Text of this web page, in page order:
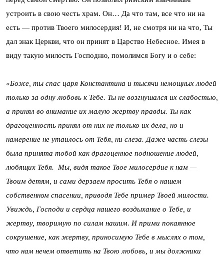
устроить в свою честь храм. Он… Да что там, все что ни на
есть — против Твоего милосердия! И, не смотря ни на что, Ты
дал знак Церкви, что он принят в Царство Небесное. Имея в
виду такую милость Господню, помолимся Богу и о себе:
«Боже, ты спас царя Константина и тысячи немощных людей
только за одну любовь к Тебе. Ты не возгнушался их слабостью,
а принял во внимание их малую жертву правды. Ты как
драгоценность принял от них не только их дела, но и
намерение не утаилось от Тебя, ни слеза. Даже часть слезы
была принята тобой как драгоценное подношение людей,
любящих Тебя. Мы, видя такое Твое милосердие к нам —
Твоим детям, и сами дерзаем просить Тебя о нашем
собственном спасении, приводя Тебе пример Твоей милости.
Увиждь, Господи и сердца нашего воздыхание о Тебе, и
жертву, творимую по силам нашим. И прими покаянное
сокрушение, как жертву, приносимую Тебе в мыслях о том,
что нам нечем ответить на Твою любовь, и мы должники